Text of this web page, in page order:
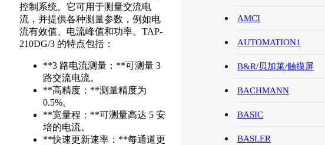
控制系统。它可用于测量交流电
流，并提供各种测量参数，例如电
流有效值、电流峰值和功率。TAP-
210DG/3 的特点包括：
**3 路电流测量：**可测量 3
路交流电流。
**高精度：**测量精度为
0.5%。
**宽量程：**可测量高达 5 安
培的电流。
**快速更新速率：**每通道更
AMCI
AUTOMATION1
B&R/贝加莱/触摸屏
BACHMANN
BASIC
BASLER